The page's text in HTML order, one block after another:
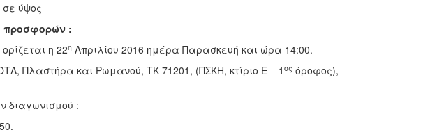
ύψος
προσφορών :
η 22η Απριλίου 2016 ημέρα Παρασκευή και ώρα 14:00.
Πλαστήρα και Ρωμανού, ΤΚ 71201, (ΠΣΚΗ, κτίριο Ε – 1ος όροφος),
διαγωνισμού :